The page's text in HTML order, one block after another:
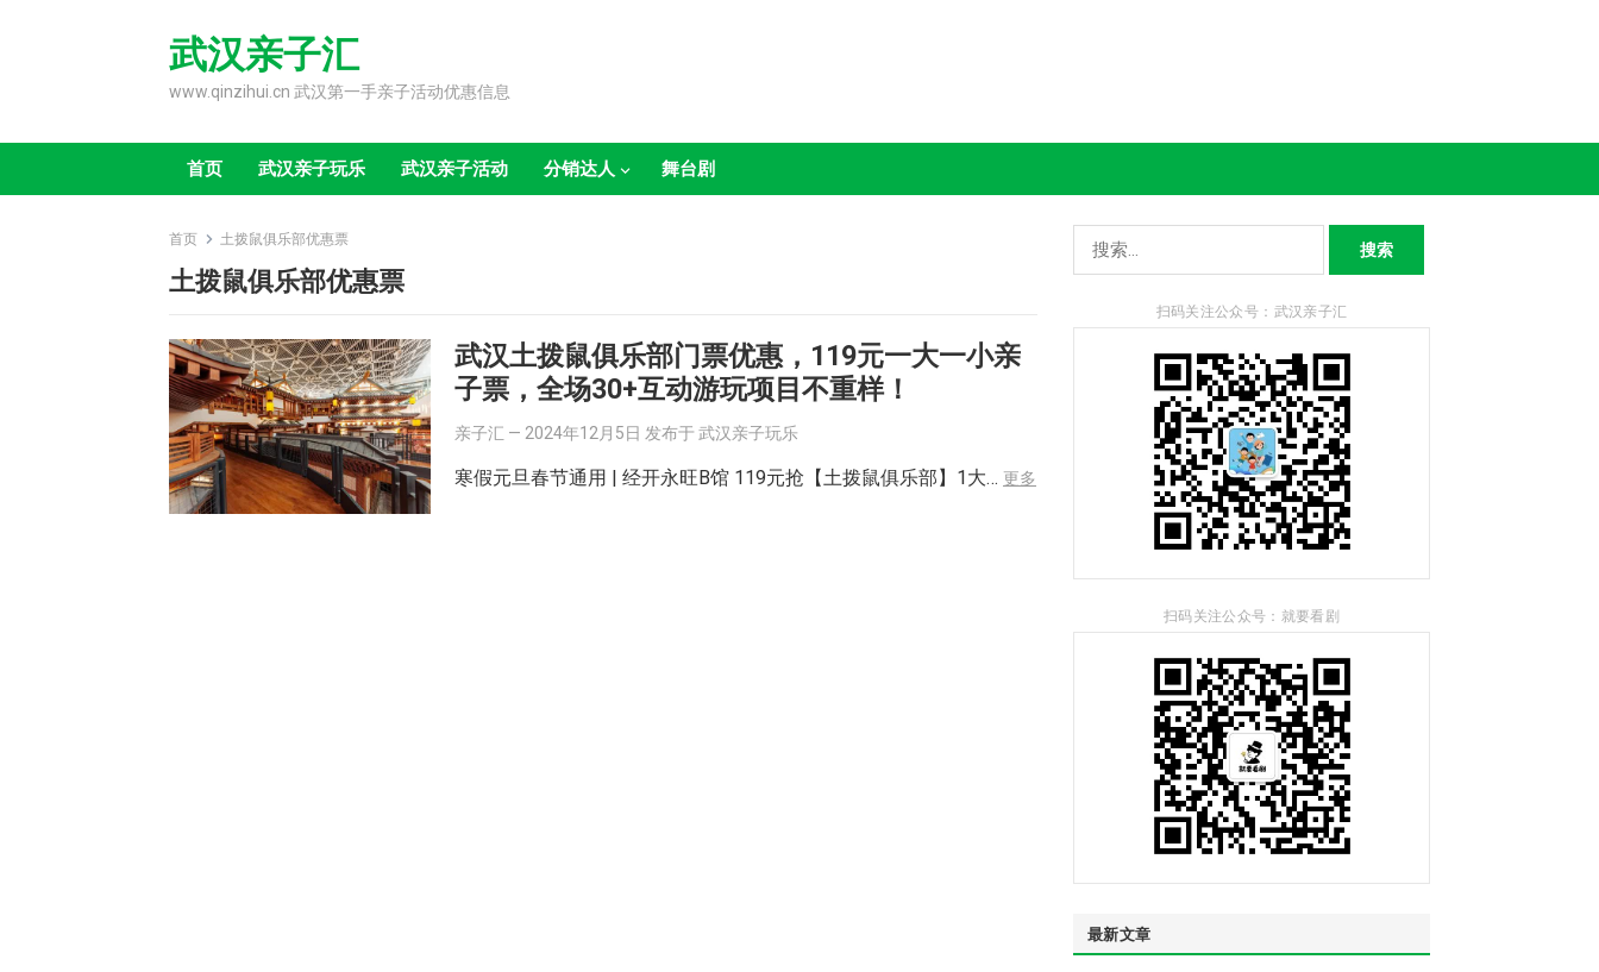
武汉亲子汇
www.qinzihui.cn 武汉第一手亲子活动优惠信息
首页 武汉亲子玩乐 武汉亲子活动 分销达人 舞台剧
首页 土拨鼠俱乐部优惠票
土拨鼠俱乐部优惠票
武汉土拨鼠俱乐部门票优惠，119元一大一小亲
子票，全场30+互动游玩项目不重样！
亲子汇 — 2024年12月5日 发布于 武汉亲子玩乐
寒假元旦春节通用 | 经开永旺B馆 119元抢【土拨鼠俱乐部】1大… 更多
索：
扫码关注公众号：武汉亲子汇
扫码关注公众号：就要看剧
最新文章